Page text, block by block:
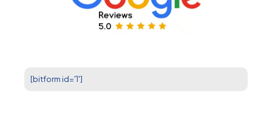
[bitform id='1']